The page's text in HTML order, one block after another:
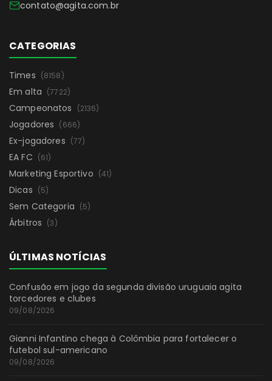
contato@agita.com.br
CATEGORIAS
Times (8158)
Em alta (7722)
Campeonatos (2136)
Jogadores (666)
Ex-jogadores (77)
EA FC (61)
Marketing Esportivo (41)
Dicas (5)
Sem Categoria (5)
Árbitros (3)
ÚLTIMAS NOTÍCIAS
Confusão em jogo da segunda divisão uruguaia agita
torcedores e clubes
09/08/2026
Gianni Infantino chega à Colômbia para fortalecer o
futebol sul-americano
09/08/2026